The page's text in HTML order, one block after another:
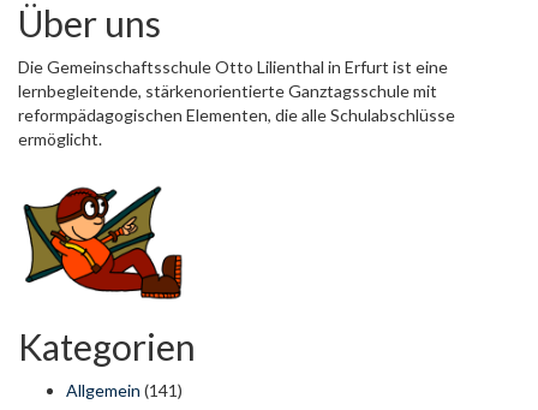
Über uns
Die Gemeinschaftsschule Otto Lilienthal in Erfurt ist eine
lernbegleitende, stärkenorientierte Ganztagsschule mit
reformpädagogischen Elementen, die alle Schulabschlüsse
ermöglicht.
Kategorien
Allgemein (141)